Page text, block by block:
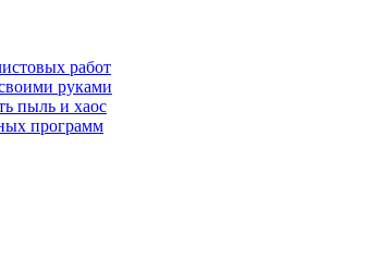
работ
руками
пыль и хаос
программ